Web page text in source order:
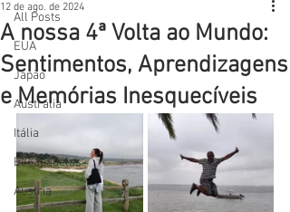
All Posts
EUA
Japão
Austrália
Itália
Escapadelas
Austria
A nossa 4ª Volta ao Mundo:
Sentimentos, Aprendizagens
e Memórias Inesquecíveis
12 de ago. de 2024